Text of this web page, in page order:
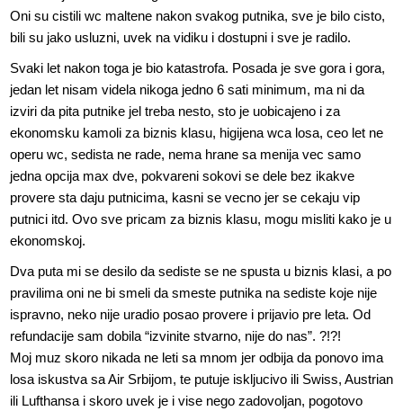
Oni su cistili wc maltene nakon svakog putnika, sve je bilo cisto,
bili su jako usluzni, uvek na vidiku i dostupni i sve je radilo.
Svaki let nakon toga je bio katastrofa. Posada je sve gora i gora,
jedan let nisam videla nikoga jedno 6 sati minimum, ma ni da
izviri da pita putnike jel treba nesto, sto je uobicajeno i za
ekonomsku kamoli za biznis klasu, higijena wca losa, ceo let ne
operu wc, sedista ne rade, nema hrane sa menija vec samo
jedna opcija max dve, pokvareni sokovi se dele bez ikakve
provere sta daju putnicima, kasni se vecno jer se cekaju vip
putnici itd. Ovo sve pricam za biznis klasu, mogu misliti kako je u
ekonomskoj.
Dva puta mi se desilo da sediste se ne spusta u biznis klasi, a po
pravilima oni ne bi smeli da smeste putnika na sediste koje nije
ispravno, neko nije uradio posao provere i prijavio pre leta. Od
refundacije sam dobila “izvinite stvarno, nije do nas”. ?!?!
Moj muz skoro nikada ne leti sa mnom jer odbija da ponovo ima
losa iskustva sa Air Srbijom, te putuje iskljucivo ili Swiss, Austrian
ili Lufthansa i skoro uvek je i vise nego zadovoljan, pogotovo